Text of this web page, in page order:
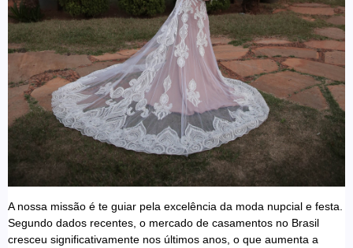
A nossa missão é te guiar pela excelência da moda nupcial e festa.
Segundo dados recentes, o mercado de casamentos no Brasil
cresceu significativamente nos últimos anos, o que aumenta a